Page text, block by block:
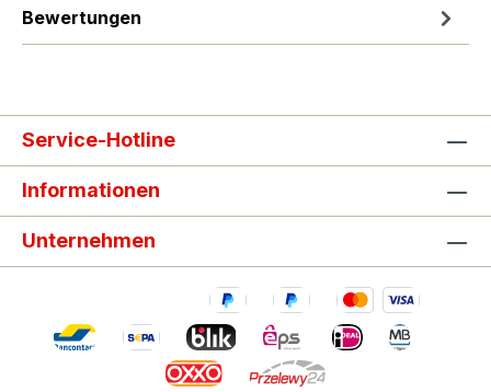
Bewertungen
Service-Hotline
Informationen
Unternehmen